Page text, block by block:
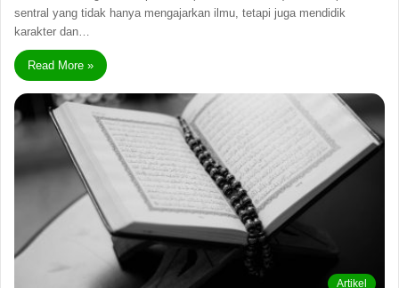
sentral yang tidak hanya mengajarkan ilmu, tetapi juga mendidik
karakter dan…
Read More »
Artikel